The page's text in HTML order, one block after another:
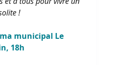
!
municipal Le
18h